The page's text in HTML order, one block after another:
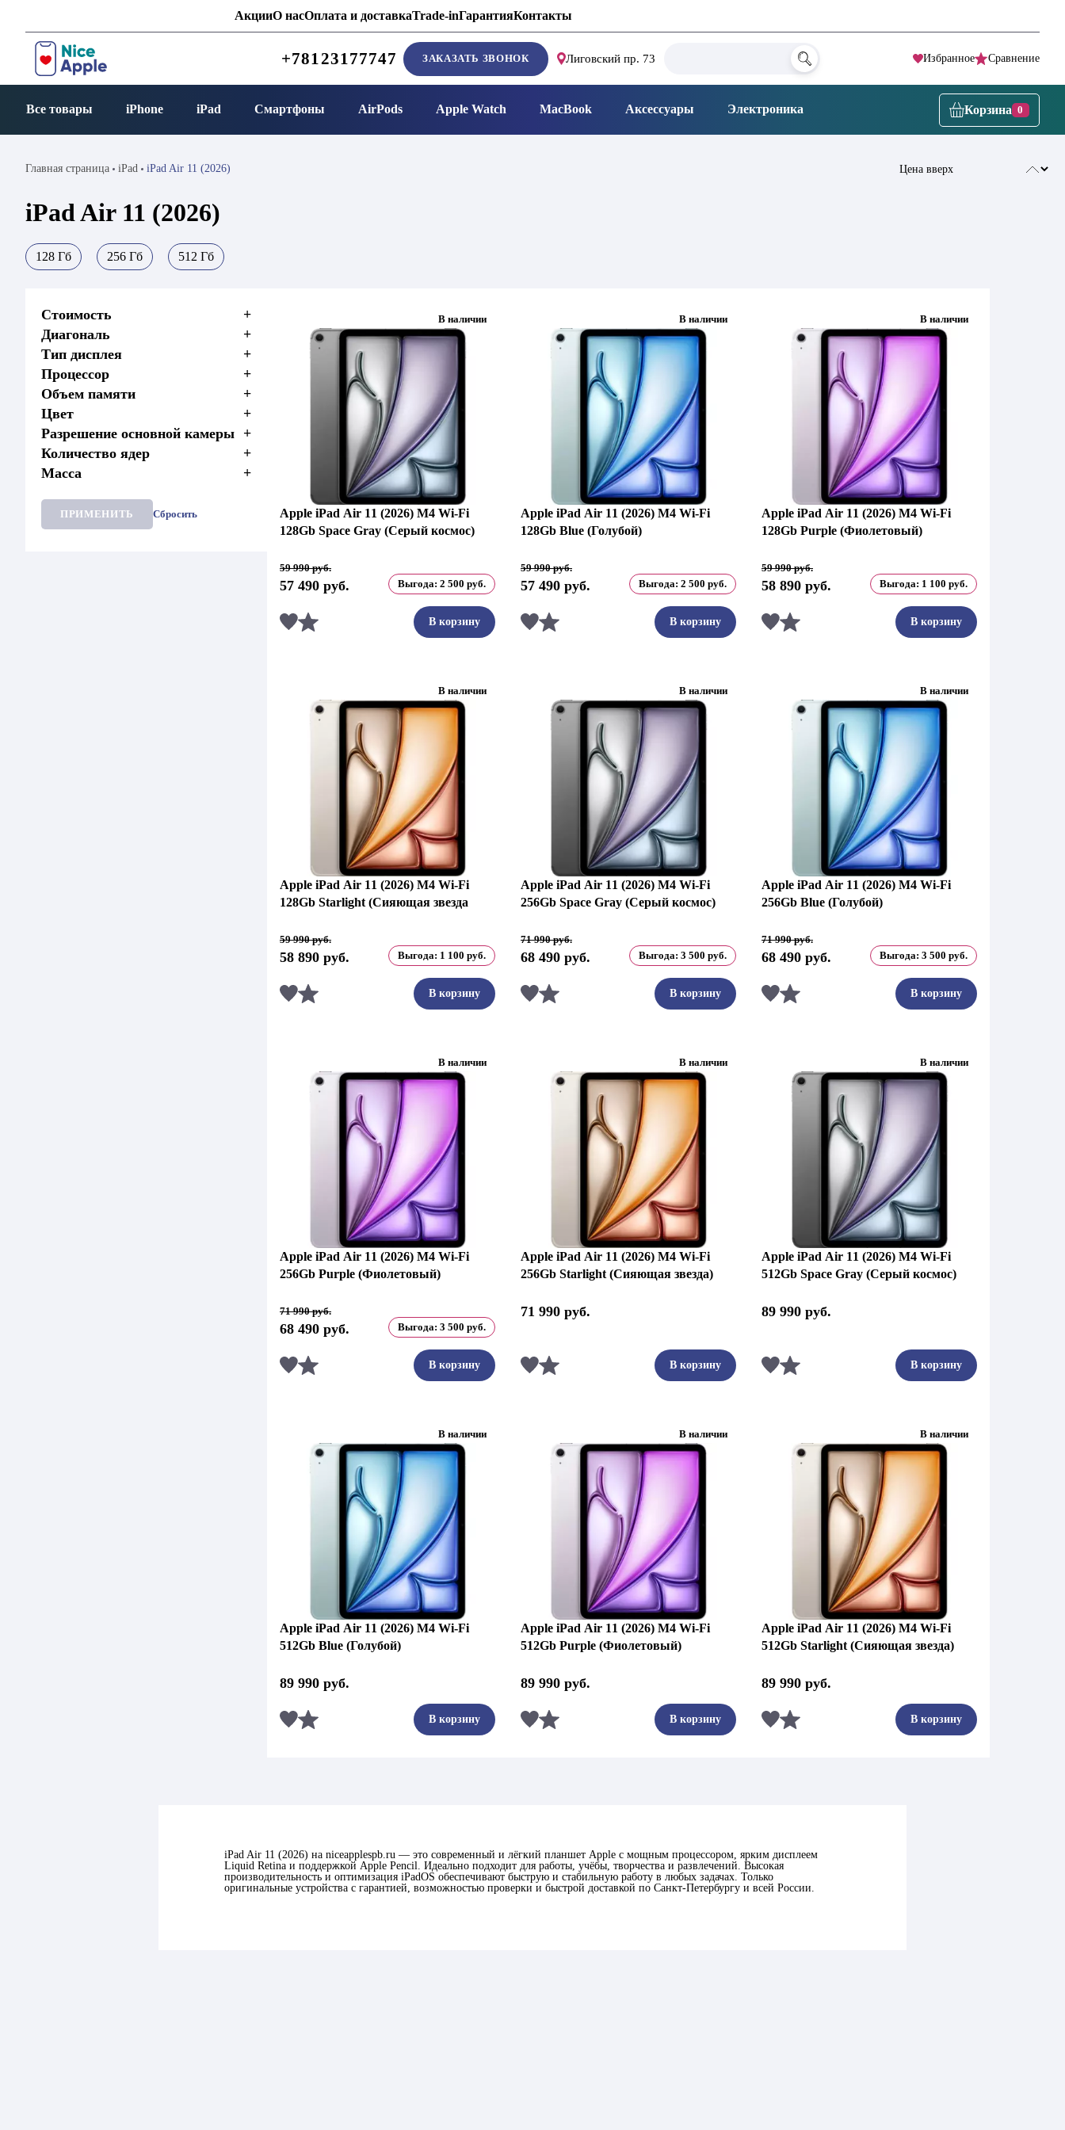
АкцииО насОплата и доставкаTrade-inГарантияКонтакты
+78123177747 ЗАКАЗАТЬ ЗВОНОК Лиговский пр. 73 Избранное Сравнение
Все товары iPhone iPad Смартфоны AirPods Apple Watch MacBook Аксессуары Электроника Корзина 0
Главная страница iPad iPad Air 11 (2026)
iPad Air 11 (2026)
128 Гб 256 Гб 512 Гб
Стоимость
+
Диагональ
+
Тип дисплея
+
Процессор
+
Объем памяти
+
Цвет
+
Разрешение основной камеры +
Количество ядер
+
Масса
+
ПРИМЕНИТЬ Сбросить
В наличии
Apple iPad Air 11 (2026) M4 Wi-Fi
128Gb Space Gray (Серый космос)
59 990руб.
Первоначальная
цена
составляла
57 490 руб.
Текущая
цена:
57
Выгода: 2 500 руб.
Сравнить В корзину
В наличии
Apple iPad Air 11 (2026) M4 Wi-Fi
128Gb Blue (Голубой)
59 990руб.
Первоначальная
цена
составляла
57 490 руб.
Текущая
цена:
57
Выгода: 2 500 руб.
Сравнить В корзину
В наличии
Apple iPad Air 11 (2026) M4 Wi-Fi
128Gb Purple (Фиолетовый)
59 990руб.
Первоначальная
цена
составляла
58 890 руб.
Текущая
цена:
58
Выгода: 1 100 руб.
Сравнить В корзину
В наличии
Apple iPad Air 11 (2026) M4 Wi-Fi
128Gb Starlight (Сияющая звезда
59 990руб.
Первоначальная
цена
составляла
58 890 руб.
Текущая
цена:
58
Выгода: 1 100 руб.
Сравнить В корзину
В наличии
Apple iPad Air 11 (2026) M4 Wi-Fi
256Gb Space Gray (Серый космос)
71 990руб.
Первоначальная
цена
составляла
68 490 руб.
Текущая
цена:
68
Выгода: 3 500 руб.
Сравнить В корзину
В наличии
Apple iPad Air 11 (2026) M4 Wi-Fi
256Gb Blue (Голубой)
71 990руб.
Первоначальная
цена
составляла
68 490 руб.
Текущая
цена:
68
Выгода: 3 500 руб.
Сравнить В корзину
В наличии
Apple iPad Air 11 (2026) M4 Wi-Fi
256Gb Purple (Фиолетовый)
71 990руб.
Первоначальная
цена
составляла
68 490 руб.
Текущая
цена:
68
Выгода: 3 500 руб.
Сравнить В корзину
В наличии
Apple iPad Air 11 (2026) M4 Wi-Fi
256Gb Starlight (Сияющая звезда)
71 990 руб.
Сравнить В корзину
В наличии
Apple iPad Air 11 (2026) M4 Wi-Fi
512Gb Space Gray (Серый космос)
89 990 руб.
Сравнить В корзину
В наличии
Apple iPad Air 11 (2026) M4 Wi-Fi
512Gb Blue (Голубой)
89 990 руб.
Сравнить В корзину
В наличии
Apple iPad Air 11 (2026) M4 Wi-Fi
512Gb Purple (Фиолетовый)
89 990 руб.
Сравнить В корзину
В наличии
Apple iPad Air 11 (2026) M4 Wi-Fi
512Gb Starlight (Сияющая звезда)
89 990 руб.
Сравнить В корзину
iPad Air 11 (2026) на niceapplespb.ru — это современный и лёгкий планшет Apple с мощным процессором, ярким дисплеем
Liquid Retina и поддержкой Apple Pencil. Идеально подходит для работы, учёбы, творчества и развлечений. Высокая
производительность и оптимизация iPadOS обеспечивают быструю и стабильную работу в любых задачах. Только
оригинальные устройства с гарантией, возможностью проверки и быстрой доставкой по Санкт-Петербургу и всей России.